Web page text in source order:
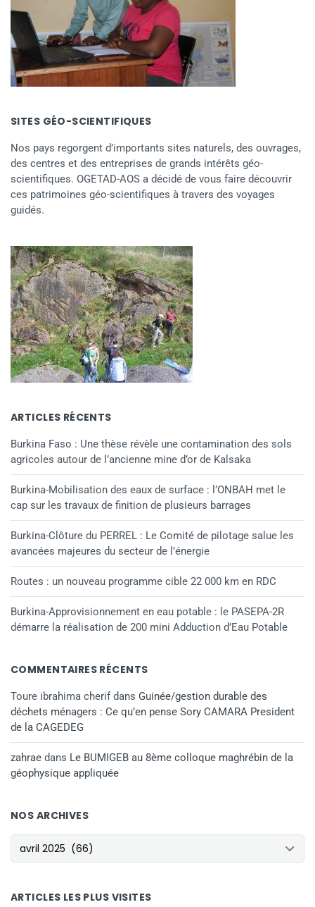
SITES GÉO-SCIENTIFIQUES
Nos pays regorgent d’importants sites naturels, des ouvrages,
des centres et des entreprises de grands intérêts géo-
scientifiques. OGETAD-AOS a décidé de vous faire découvrir
ces patrimoines géo-scientifiques à travers des voyages
guidés.
ARTICLES RÉCENTS
Burkina Faso : Une thèse révèle une contamination des sols
agricoles autour de l’ancienne mine d’or de Kalsaka
Burkina-Mobilisation des eaux de surface : l’ONBAH met le
cap sur les travaux de finition de plusieurs barrages
Burkina-Clôture du PERREL : Le Comité de pilotage salue les
avancées majeures du secteur de l’énergie
Routes : un nouveau programme cible 22 000 km en RDC
Burkina-Approvisionnement en eau potable : le PASEPA-2R
démarre la réalisation de 200 mini Adduction d’Eau Potable
COMMENTAIRES RÉCENTS
Toure ibrahima cherif dans Guinée/gestion durable des
déchets ménagers : Ce qu’en pense Sory CAMARA President
de la CAGEDEG
zahrae dans Le BUMIGEB au 8ème colloque maghrébin de la
géophysique appliquée
NOS ARCHIVES
NOS ARCHIVES
ARTICLES LES PLUS VISITES